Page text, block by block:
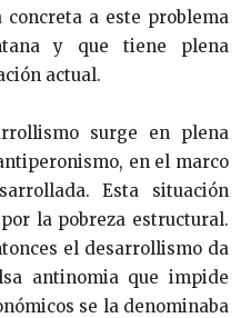
concreta a este problema
y que tiene plena
actual.
surge en plena
en el marco
Esta situación
la pobreza estructural.
el desarrollismo da
antinomia que impide
se la denominaba